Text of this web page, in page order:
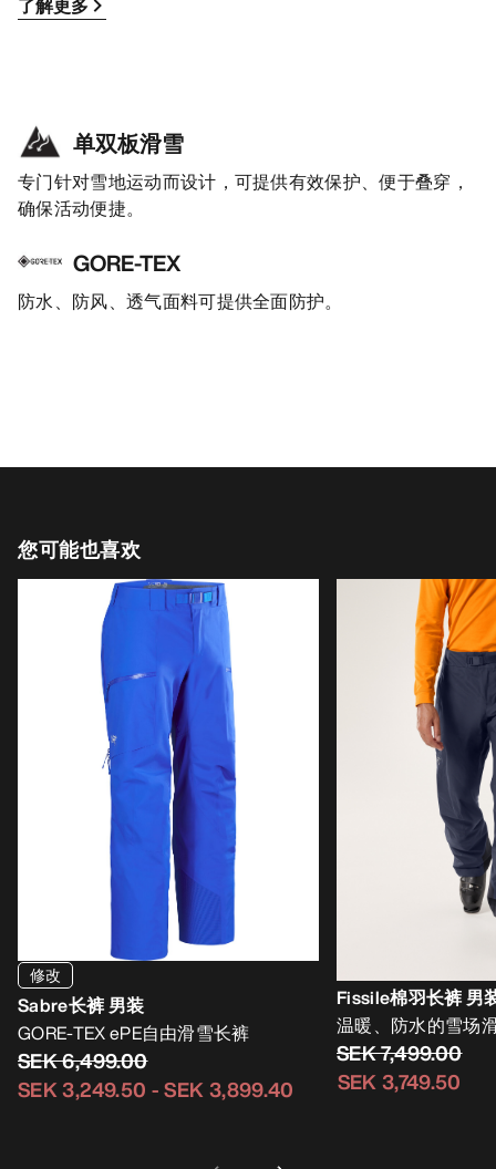
了解更多
单双板滑雪
专门针对雪地运动而设计，可提供有效保护、便于叠穿，
确保活动便捷。
GORE-TEX
防水、防风、透气面料可提供全面防护。
您可能也喜欢
修改
Sabre长裤 男装
GORE-TEX ePE自由滑雪长裤
SEK 6,499.00
SEK 3,249.50 -SEK 3,899.40
Fissile棉羽长裤 男
温暖、防水的雪场
SEK 7,499.00
SEK 3,749.50